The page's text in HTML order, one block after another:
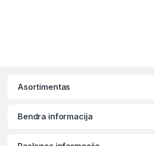
Asortimentas
Bendra informacija